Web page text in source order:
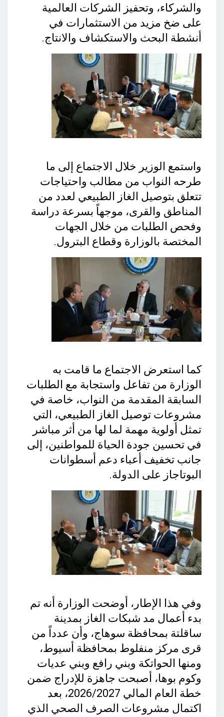
والشركاء، وتحفيز الشركات العالمية
على ضخ مزيد من الاستثمارات في
أنشطة البحث والاستكشاف والانتاج.
واستمع الوزير خلال الاجتماع إلى ما
طرحه النواب من مطالب واحتياجات
تتعلق بتوصيل الغاز الطبيعي لعدد من
المناطق والقرى، موجهاً بسرعة دراسة
وفحص الطلبات من خلال الجهات
المختصة بالوزارة وقطاع البترول.
كما استعرض الاجتماع ما قامت به
الوزارة من تفاعل واستجابة مع الطلبات
السابقة المقدمة من النواب، خاصة في
مشروعات توصيل الغاز الطبيعي، التي
تمثل أولوية مهمة لما لها من أثر مباشر
في تحسين جودة الحياة للمواطنين، إلى
جانب تخفيف أعباء دعم أسطوانات
البوتاجاز على الدولة.
وفي هذا الإطار، أوضحت الوزارة أنه تم
بدء أعمال مد شبكات الغاز بمدينة
ساقلتة بمحافظة سوهاج، وأن عدداً من
قرى مركز منفلوط بمحافظة أسيوط،
ومنها الحواتكة وبني رافع وبني عديات
وكوم بوها، أصبحت جاهزة للإدراج ضمن
خطة العام المالي 2026/2027، بعد
اكتمال مشروعات الصرف الصحي الذي